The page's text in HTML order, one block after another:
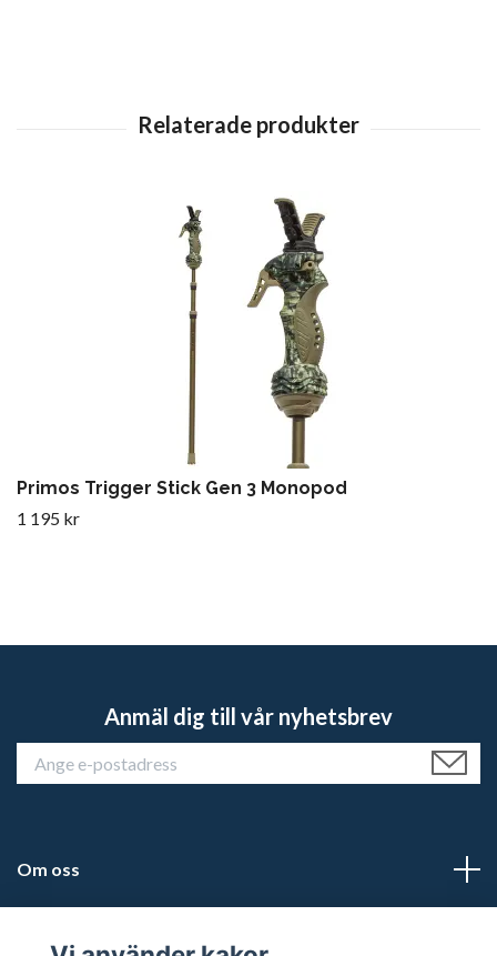
Primos Trigger Stick Gen 3 Monopod
1 195 kr
Anmäl dig till vår nyhetsbrev
Om oss